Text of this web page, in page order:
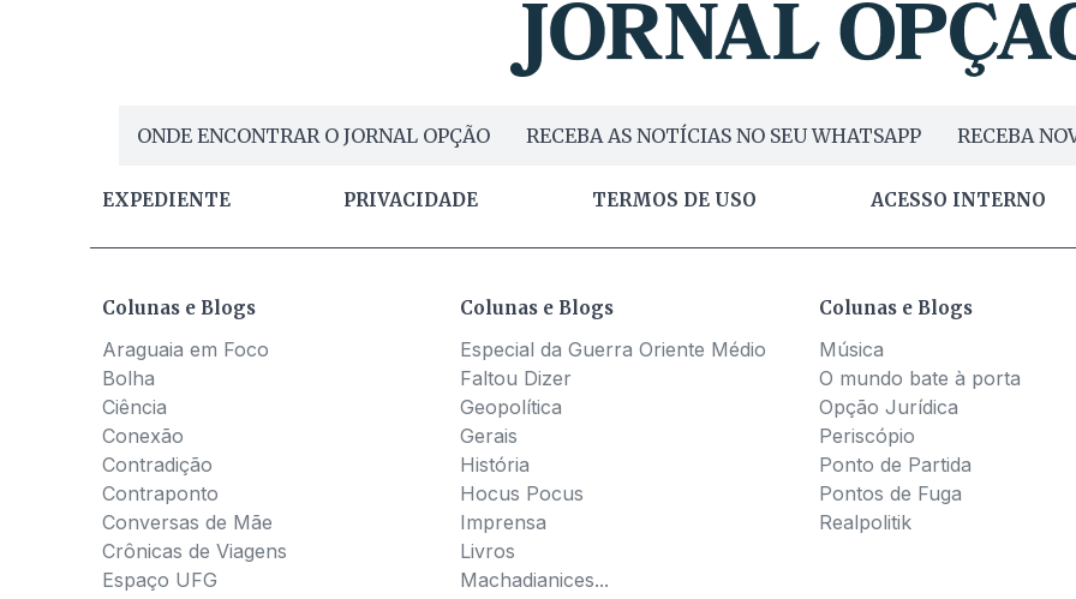
ONDE ENCONTRAR O JORNAL OPÇÃO RECEBA AS NOTÍCIAS NO SEU WHATSAPP RECEBA
EXPEDIENTE PRIVACIDADE TERMOS DE USO ACESSO INTERNO
Colunas e Blogs
Araguaia em Foco
Bolha
Ciência
Conexão
Contradição
Contraponto
Conversas de Mãe
Crônicas de Viagens
Espaço UFG
Colunas e Blogs
Especial da Guerra Oriente Médio
Faltou Dizer
Geopolítica
Gerais
História
Hocus Pocus
Imprensa
Livros
Machadianices...
Colunas e Blogs
Música
O mundo bate à porta
Opção Jurídica
Periscópio
Ponto de Partida
Pontos de Fuga
Realpolitik